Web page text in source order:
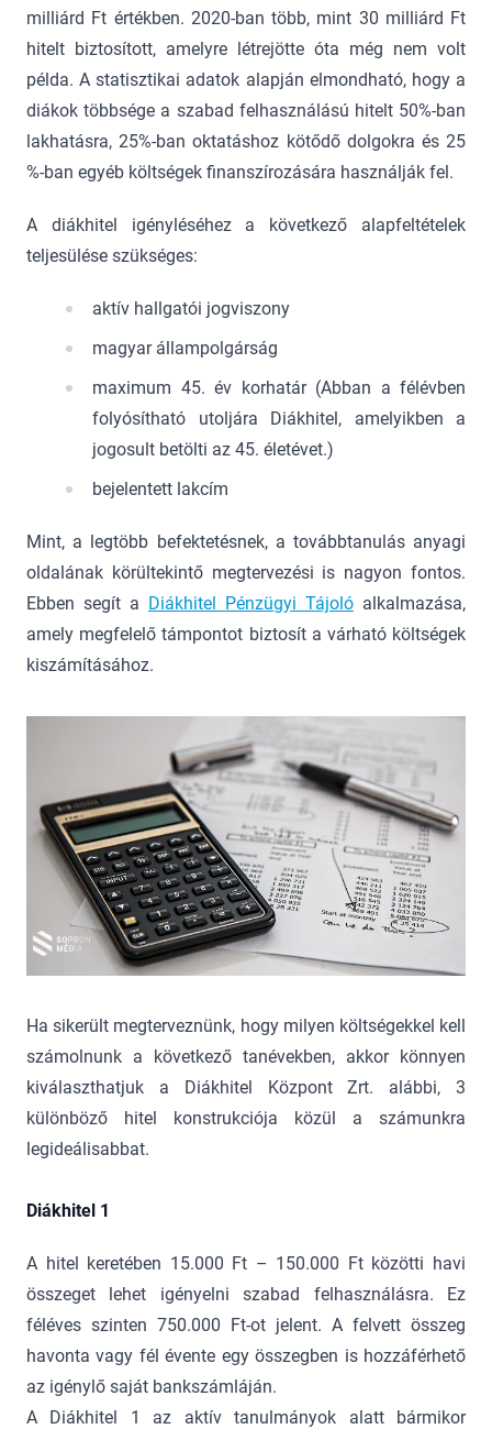
milliárd Ft értékben. 2020-ban több, mint 30 milliárd Ft
hitelt biztosított, amelyre létrejötte óta még nem volt
példa. A statisztikai adatok alapján elmondható, hogy a
diákok többsége a szabad felhasználású hitelt 50%-ban
lakhatásra, 25%-ban oktatáshoz kötődő dolgokra és 25
%-ban egyéb költségek finanszírozására használják fel.
A diákhitel igényléséhez a következő alapfeltételek
teljesülése szükséges:
aktív hallgatói jogviszony
magyar állampolgárság
maximum 45. év korhatár (Abban a félévben
folyósítható utoljára Diákhitel, amelyikben a
jogosult betölti az 45. életévet.)
bejelentett lakcím
Mint, a legtöbb befektetésnek, a továbbtanulás anyagi
oldalának körültekintő megtervezési is nagyon fontos.
Ebben segít a Diákhitel Pénzügyi Tájoló alkalmazása,
amely megfelelő támpontot biztosít a várható költségek
kiszámításához.
Ha sikerült megterveznünk, hogy milyen költségekkel kell
számolnunk a következő tanévekben, akkor könnyen
kiválaszthatjuk a Diákhitel Központ Zrt. alábbi, 3
különböző hitel konstrukciója közül a számunkra
legideálisabbat.
Diákhitel 1
A hitel keretében 15.000 Ft – 150.000 Ft közötti havi
összeget lehet igényelni szabad felhasználásra. Ez
féléves szinten 750.000 Ft-ot jelent. A felvett összeg
havonta vagy fél évente egy összegben is hozzáférhető
az igénylő saját bankszámláján.
A Diákhitel 1 az aktív tanulmányok alatt bármikor